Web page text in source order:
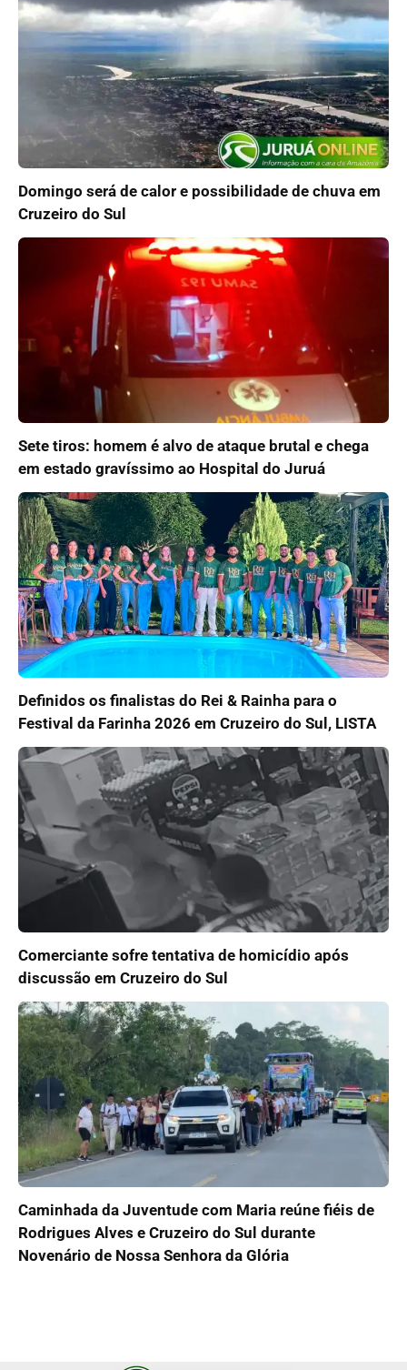
Domingo será de calor e possibilidade de chuva em
Cruzeiro do Sul
Sete tiros: homem é alvo de ataque brutal e chega
em estado gravíssimo ao Hospital do Juruá
Definidos os finalistas do Rei & Rainha para o
Festival da Farinha 2026 em Cruzeiro do Sul, LISTA
Comerciante sofre tentativa de homicídio após
discussão em Cruzeiro do Sul
Caminhada da Juventude com Maria reúne fiéis de
Rodrigues Alves e Cruzeiro do Sul durante
Novenário de Nossa Senhora da Glória